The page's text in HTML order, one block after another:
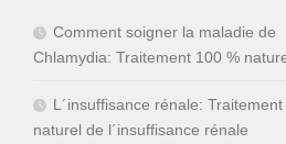
Comment soigner la maladie de
Chlamydia: Traitement 100 %
L´insuffisance rénale:
naturel de l´insuffisance rénale